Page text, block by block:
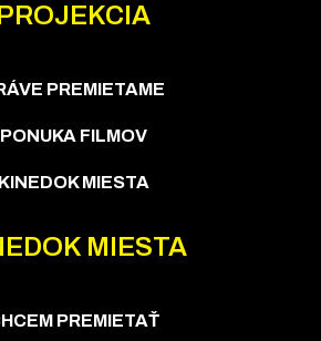
PREMIETAME
PONUKA FILMOV
KINEDOK MIESTA
MIESTA
PREMIETAŤ